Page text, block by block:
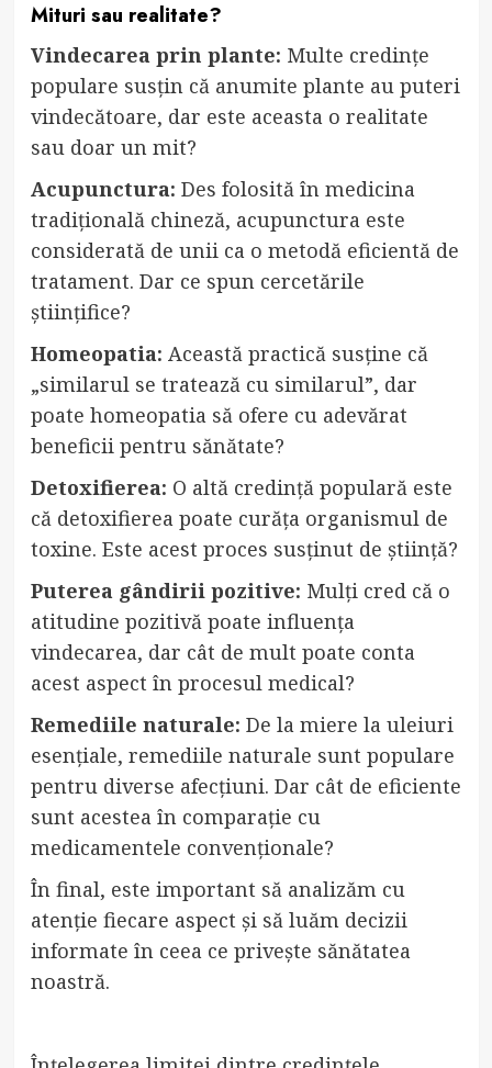
Mituri sau realitate?
Vindecarea prin plante: Multe credințe
populare susțin că anumite plante au puteri
vindecătoare, dar este aceasta o realitate
sau doar un mit?
Acupunctura: Des folosită în medicina
tradițională chineză, acupunctura este
considerată de unii ca o metodă eficientă de
tratament. Dar ce spun cercetările
științifice?
Homeopatia: Această practică susține că
„similarul se tratează cu similarul”, dar
poate homeopatia să ofere cu adevărat
beneficii pentru sănătate?
Detoxifierea: O altă credință populară este
că detoxifierea poate curăța organismul de
toxine. Este acest proces susținut de știință?
Puterea gândirii pozitive: Mulți cred că o
atitudine pozitivă poate influența
vindecarea, dar cât de mult poate conta
acest aspect în procesul medical?
Remediile naturale: De la miere la uleiuri
esențiale, remediile naturale sunt populare
pentru diverse afecțiuni. Dar cât de eficiente
sunt acestea în comparație cu
medicamentele convenționale?
În final, este important să analizăm cu
atenție fiecare aspect și să luăm decizii
informate în ceea ce privește sănătatea
noastră.